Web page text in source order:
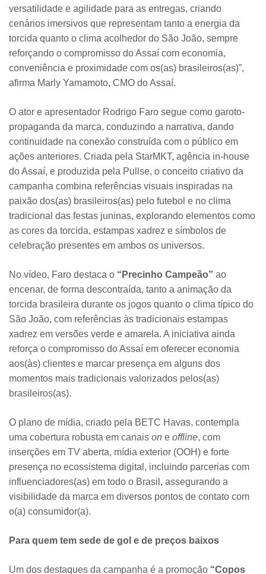
versatilidade e agilidade para as entregas, criando
cenários imersivos que representam tanto a energia da
torcida quanto o clima acolhedor do São João, sempre
reforçando o compromisso do Assaí com economia,
conveniência e proximidade com os(as) brasileiros(as)”,
afirma Marly Yamamoto, CMO do Assaí.
O ator e apresentador Rodrigo Faro segue como garoto-
propaganda da marca, conduzindo a narrativa, dando
continuidade na conexão construída com o público em
ações anteriores. Criada pela StarMKT, agência in-house
do Assaí, e produzida pela Pullse, o conceito criativo da
campanha combina referências visuais inspiradas na
paixão dos(as) brasileiros(as) pelo futebol e no clima
tradicional das festas juninas, explorando elementos como
as cores da torcida, estampas xadrez e símbolos de
celebração presentes em ambos os universos.
No vídeo, Faro destaca o “Precinho Campeão” ao
encenar, de forma descontraída, tanto a animação da
torcida brasileira durante os jogos quanto o clima típico do
São João, com referências às tradicionais estampas
xadrez em versões verde e amarela. A iniciativa ainda
reforça o compromisso do Assaí em oferecer economia
aos(às) clientes e marcar presença em alguns dos
momentos mais tradicionais valorizados pelos(as)
brasileiros(as).
O plano de mídia, criado pela BETC Havas, contempla
uma cobertura robusta em canais on e offline, com
inserções em TV aberta, mídia exterior (OOH) e forte
presença no ecossistema digital, incluindo parcerias com
influenciadores(as) em todo o Brasil, assegurando a
visibilidade da marca em diversos pontos de contato com
o(a) consumidor(a).
Para quem tem sede de gol e de preços baixos
Um dos destaques da campanha é a promoção “Copos